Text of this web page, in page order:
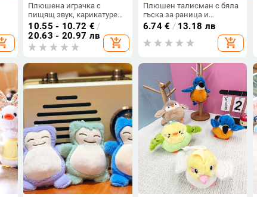
Плюшена играчка с
пищящ звук, карикатурен
дизайн, висящ аксесоар
10.55 - 10.72 € /
20.63 - 20.97 лв
add_shopping_cart
Плюшен талисман с бяла
гъска за раница и
ключодържател
6.74€ / 13.18 лв
add_shopping_cart